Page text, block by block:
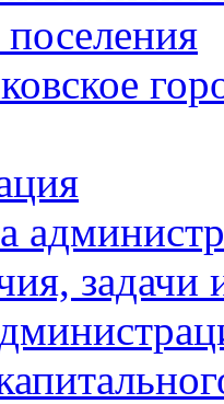
задачи